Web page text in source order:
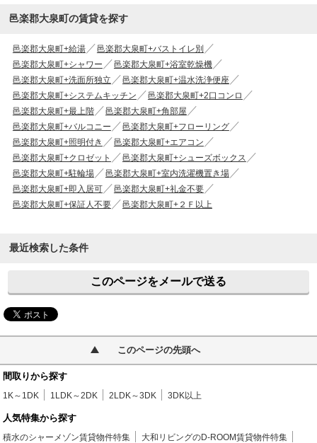
邑楽郡大泉町の賃貸を探す
邑楽郡大泉町+給湯
邑楽郡大泉町+バストイレ別
邑楽郡大泉町+シャワー
邑楽郡大泉町+浴室乾燥機
邑楽郡大泉町+洗面所独立
邑楽郡大泉町+温水洗浄便座
邑楽郡大泉町+システムキッチン
邑楽郡大泉町+2口コンロ
邑楽郡大泉町+最上階
邑楽郡大泉町+角部屋
邑楽郡大泉町+バルコニー
邑楽郡大泉町+フローリング
邑楽郡大泉町+照明付き
邑楽郡大泉町+エアコン
邑楽郡大泉町+クロゼット
邑楽郡大泉町+シューズボックス
邑楽郡大泉町+駐輪場
邑楽郡大泉町+室内洗濯機置き場
邑楽郡大泉町+即入居可
邑楽郡大泉町+礼金不要
邑楽郡大泉町+保証人不要
邑楽郡大泉町+２Ｆ以上
最近検索した条件
このページをメールで送る
このページの先頭へ
間取りから探す
1K～1DK 1LDK～2DK 2LDK～3DK 3DK以上
人気特集から探す
積水のシャーメゾン賃貸物件特集
大和リビングのD-ROOM賃貸物件特集